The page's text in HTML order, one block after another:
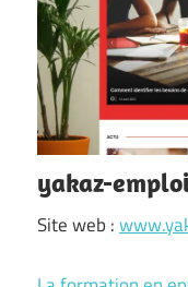
yakaz-
Site web :